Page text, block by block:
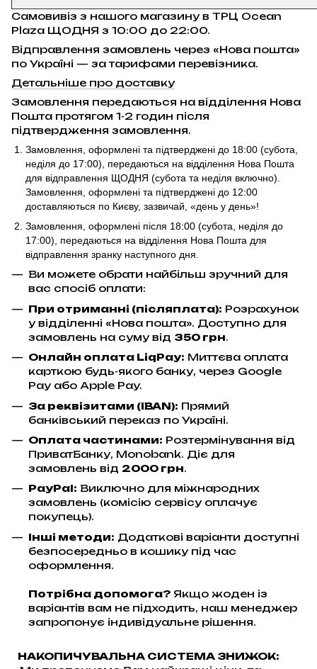
Самовивіз з нашого магазину в ТРЦ Ocean
Plaza ЩОДНЯ з 10:00 до 22:00.
Відправлення замовлень через «Нова пошта»
по Україні — за тарифами перевізника.
Детальніше про доставку
Замовлення передаються на відділення Нова
Пошта протягом 1-2 годин після
підтвердження замовлення.
Замовлення, оформлені та підтверджені до 18:00 (субота,
неділя до 17:00) , передаються на відділення Нова Пошта
для відправлення ЩОДНЯ (субота та неділя включно).
Замовлення, оформлені та підтверджені до 12:00
доставляються по Києву, зазвичай, «день у день»!
Замовлення, оформлені після 18:00 (субота, неділя до
17:00), передаються на відділення Нова Пошта для
відправлення зранку наступного дня.
Ви можете обрати найбільш зручний для
вас спосіб оплати:
При отриманні (післяплата): Розрахунок
у відділенні «Нова пошта». Доступно для
замовлень на суму від 350 грн.
Онлайн оплата LiqPay: Миттєва оплата
карткою будь-якого банку, через Google
Pay або Apple Pay.
За реквізитами (IBAN): Прямий
банківський переказ по Україні.
Оплата частинами: Розтермінування від
ПриватБанку, Monobank. Діє для
замовлень від 2000 грн.
PayPal: Виключно для міжнародних
замовлень (комісію сервісу оплачує
покупець).
Інші методи: Додаткові варіанти доступні
безпосередньо в кошику під час
оформлення.
Потрібна допомога? Якщо жоден із
варіантів вам не підходить, наш менеджер
запропонує індивідуальне рішення.
НАКОПИЧУВАЛЬНА СИСТЕМА ЗНИЖОК: